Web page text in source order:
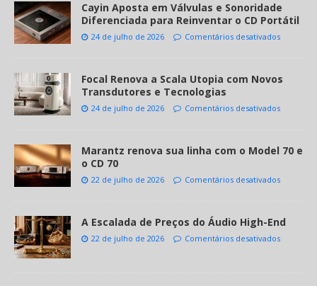
Cayin Aposta em Válvulas e Sonoridade
Diferenciada para Reinventar o CD Portátil
24 de julho de 2026 Comentários desativados
Focal Renova a Scala Utopia com Novos
Transdutores e Tecnologias
24 de julho de 2026 Comentários desativados
Marantz renova sua linha com o Model 70 e
o CD 70
22 de julho de 2026 Comentários desativados
A Escalada de Preços do Áudio High-End
22 de julho de 2026 Comentários desativados